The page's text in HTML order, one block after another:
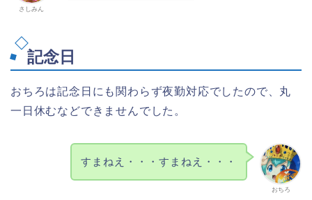
さしみん
記念日
おちろは記念日にも関わらず夜勤対応でしたので、丸
一日休むなどできませんでした。
おちろ
すまねえ・・・すまねえ・・・